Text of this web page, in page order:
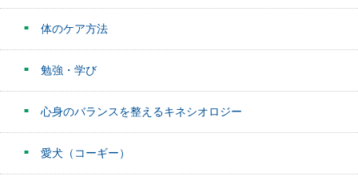
体のケア方法
勉強・学び
心身のバランスを整えるキネシオロジー
愛犬（コーギー）